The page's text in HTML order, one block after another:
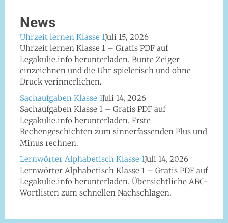
News
Uhrzeit lernen Klasse 1Juli 15, 2026
Uhrzeit lernen Klasse 1 – Gratis PDF auf
Legakulie.info herunterladen. Bunte Zeiger
einzeichnen und die Uhr spielerisch und ohne
Druck verinnerlichen.
Sachaufgaben Klasse 1Juli 14, 2026
Sachaufgaben Klasse 1 – Gratis PDF auf
Legakulie.info herunterladen. Erste
Rechengeschichten zum sinnerfassenden Plus und
Minus rechnen.
Lernwörter Alphabetisch Klasse 1Juli 14, 2026
Lernwörter Alphabetisch Klasse 1 – Gratis PDF auf
Legakulie.info herunterladen. Übersichtliche ABC-
Wortlisten zum schnellen Nachschlagen.